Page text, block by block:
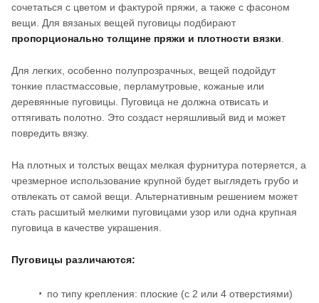
сочетаться с цветом и фактурой пряжи, а также с фасоном
вещи. Для вязаных вещей пуговицы подбирают
пропорционально толщине пряжи и плотности вязки
Для легких, особенно полупрозрачных, вещей подойдут
тонкие пластмассовые, перламутровые, кожаные или
деревянные пуговицы. Пуговица не должна отвисать и
оттягивать полотно. Это создаст неряшливый вид и может
повредить вязку.
На плотных и толстых вещах мелкая фурнитура потеряется, а
чрезмерное использование крупной будет выглядеть грубо и
отвлекать от самой вещи. Альтернативным решением может
стать расшитый мелкими пуговицами узор или одна крупная
пуговица в качестве украшения.
Пуговицы различаются:
по типу крепления: плоские (с 2 или 4 отверстиями)